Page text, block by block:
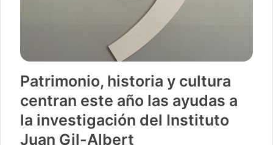
Patrimonio, historia y cultura
centran este año las ayudas a
la investigación del Instituto
Juan Gil-Albert